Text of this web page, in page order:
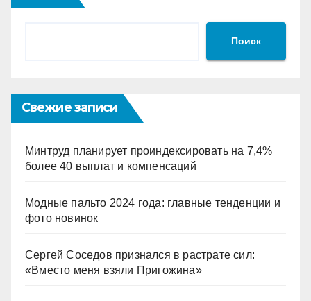
Поиск
Свежие записи
Минтруд планирует проиндексировать на 7,4%
более 40 выплат и компенсаций
Модные пальто 2024 года: главные тенденции и
фото новинок
Сергей Соседов признался в растрате сил:
«Вместо меня взяли Пригожина»